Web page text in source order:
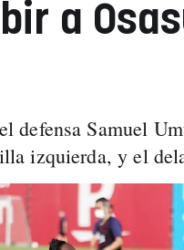
a
defensa Samuel
izquierda, y el